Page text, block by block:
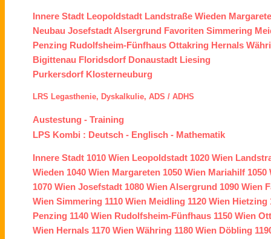
Innere Stadt Leopoldstadt Landstraße Wieden
Neubau Josefstadt Alsergrund Favoriten Simmering
Penzing Rudolfsheim-Fünfhaus Ottakring Hernals
Bigittenau Floridsdorf Donaustadt Liesing
Purkersdorf Klosterneuburg
LRS Legasthenie, Dyskalkulie, ADS / ADHS
Austestung -Training
LPS Kombi : Deutsch - Englisch - Mathematik
Innere Stadt 1010 Wien Leopoldstadt 1020 Wien
Wieden 1040 Wien Margareten 1050 Wien Mariahilf 1050
1070 Wien Josefstadt 1080 Wien Alsergrund 1090 Wien
Wien Simmering 1110 Wien Meidling 1120 Wien Hietzing
Penzing 1140 Wien Rudolfsheim-Fünfhaus 1150 Wien
Wien Hernals 1170 Wien Währing 1180 Wien Döbling